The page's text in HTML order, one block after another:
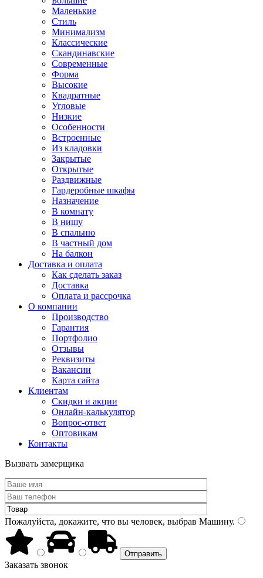
Маленькие
Стиль
Минимализм
Классические
Скандинавские
Современные
Форма
Высокие
Квадратные
Угловые
Низкие
Особенности
Встроенные
Из кладовки
Закрытые
Открытые
Раздвижные
Гардеробные шкафы
Назначение
В комнату
В нишу
В спальню
В частный дом
На балкон
Доставка и оплата
Как сделать заказ
Доставка
Оплата и рассрочка
О компании
Производство
Гарантия
Портфолио
Отзывы
Реквизиты
Вакансии
Карта сайта
Клиентам
Скидки и акции
Онлайн-калькулятор
Вопрос-ответ
Оптовикам
Контакты
Вызвать замерщика
Пожалуйста, докажите, что вы человек, выбрав Машину.
Заказать звонок